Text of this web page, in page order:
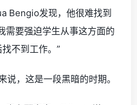
Bengio发现，他很难找到
需要强迫学生从事这方面的
不到工作。”
，这是一段黑暗的时期。